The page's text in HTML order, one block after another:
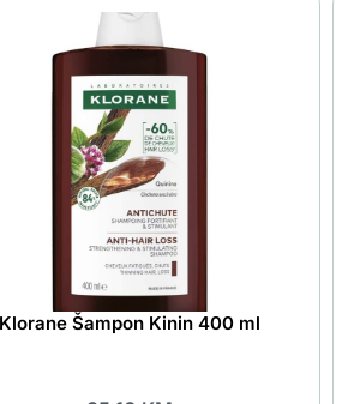
Klorane Šampon Kinin 400 ml